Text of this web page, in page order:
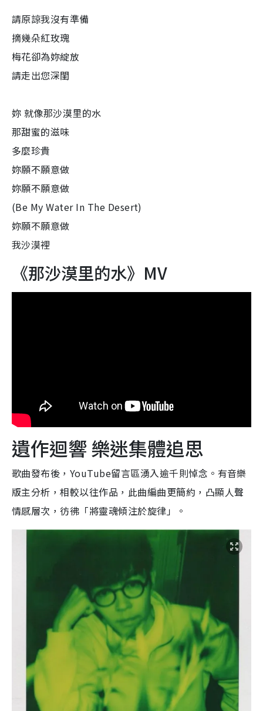
請原諒我沒有準備
摘幾朵紅玫瑰
梅花卻為妳綻放
請走出您深閨
妳 就像那沙漠里的水
那甜蜜的滋味
多麼珍貴
妳願不願意做
妳願不願意做
(Be My Water In The Desert)
妳願不願意做
我沙漠裡
《那沙漠里的水》MV
遺作迴響 樂迷集體追思
歌曲發布後，YouTube留言區湧入逾千則悼念。有音樂
版主分析，相較以往作品，此曲編曲更簡約，凸顯人聲
情感層次，彷彿「將靈魂傾注於旋律」。